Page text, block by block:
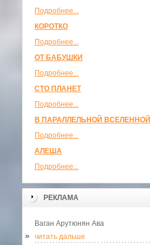
Подробнее...
КОРОТКО
Подробнее...
ОТ БАБУШКИ
Подробнее...
СТО ПЛАНЕТ
Подробнее...
В ПАРАЛЛЕЛЬНОЙ ВСЕЛЕННОЙ
Подробнее...
АЛЕША
Подробнее...
РЕКЛАМА
Ваган Арутюнян Ава
читать дальше